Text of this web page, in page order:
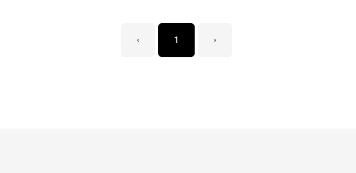
‹ 1 ›